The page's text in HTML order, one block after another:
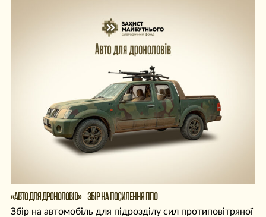
«АВТО ДЛЯ ДРОНОЛОВІВ» – ЗБІР НА ПОСИЛЕННЯ ППО
Збір на автомобіль для підрозділу сил протиповітряної